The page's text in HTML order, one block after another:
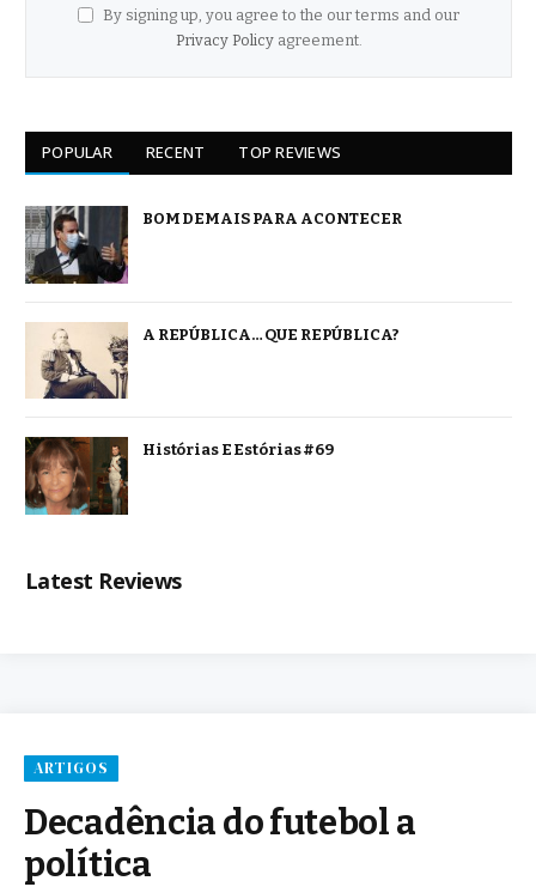
By signing up, you agree to the our terms and our
Privacy Policyagreement.
POPULAR RECENT TOP REVIEWS
BOM DEMAIS PARA ACONTECER
A REPÚBLICA… QUE REPÚBLICA?
Histórias E Estórias #69
Latest Reviews
ARTIGOS
Decadência do futebol a
política